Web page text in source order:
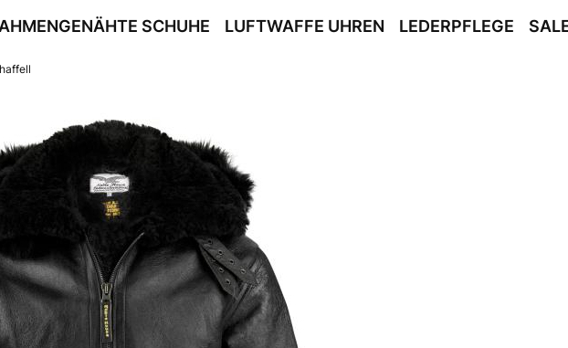
SCHUHE LUFTWAFFE UHREN LEDERPFLEGE